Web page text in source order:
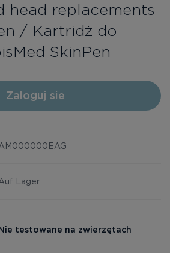
head replacements
/ Kartridż do
SkinPen
Zaloguj sie
Lager
testowane na zwierzętach